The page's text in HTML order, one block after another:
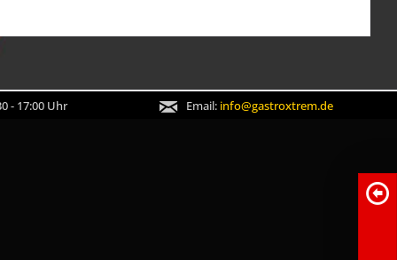
- 17:00 Uhr Email: info@gastroxtrem.de